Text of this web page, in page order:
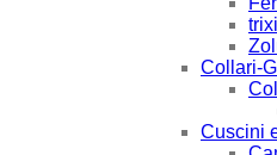
Collari-
Cuscini